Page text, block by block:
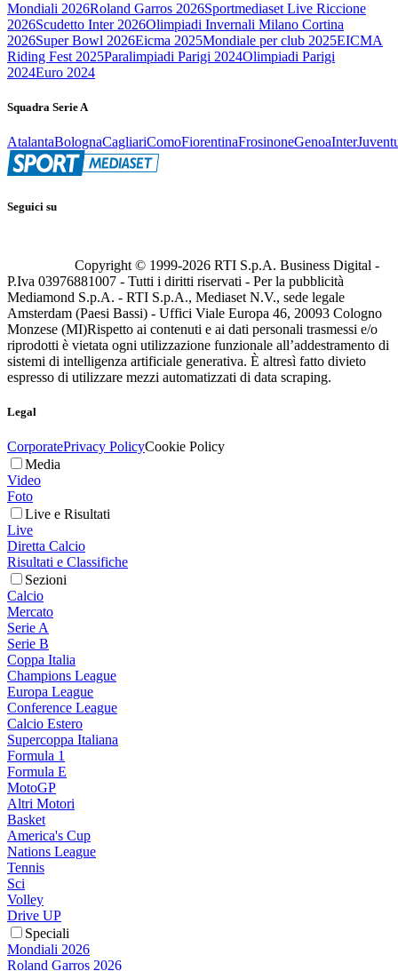
Mondiali 2026Roland Garros 2026Sportmediaset Live Riccione
2026Scudetto Inter 2026Olimpiadi Invernali Milano Cortina
2026Super Bowl 2026Eicma 2025Mondiale per club 2025EICMA
Riding Fest 2025Paralimpiadi Parigi 2024Olimpiadi Parigi
2024Euro 2024
Squadra Serie A
AtalantaBolognaCagliariComoFiorentinaFrosinoneGenoaInter
Seguici su
Copyright © 1999-2026 RTI S.p.A. Business Digital -
P.Iva 03976881007 - Tutti i diritti riservati - Per la pubblicità
Mediamond S.p.A. - RTI S.p.A., Mediaset N.V., sede legale
Amsterdam (Paesi Bassi) - Uffici Viale Europa 46, 20093 Cologno
Monzese (MI)Rispetto ai contenuti e ai dati personali trasmessi e/o
riprodotti è vietata ogni utilizzazione funzionale all’addestramento di
sistemi di intelligenza artificiale generativa. È altresì fatto divieto
espresso di utilizzare mezzi automatizzati di data scraping.
Legal
CorporatePrivacy PolicyCookie Policy
Media
Video
Foto
Live e Risultati
Live
Diretta Calcio
Risultati e Classifiche
Sezioni
Calcio
Mercato
Serie A
Serie B
Coppa Italia
Champions League
Europa League
Conference League
Calcio Estero
Supercoppa Italiana
Formula 1
Formula E
MotoGP
Altri Motori
Basket
America's Cup
Nations League
Tennis
Sci
Volley
Drive UP
Speciali
Mondiali 2026
Roland Garros 2026